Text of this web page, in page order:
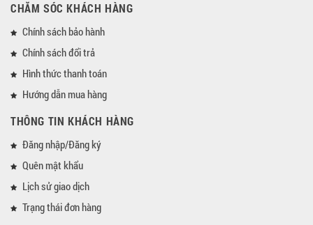
CHĂM SÓC KHÁCH HÀNG
Chính sách bảo hành
Chính sách đổi trả
Hình thức thanh toán
Hướng dẫn mua hàng
THÔNG TIN KHÁCH HÀNG
Đăng nhập/Đăng ký
Quên mật khẩu
Lịch sử giao dịch
Trạng thái đơn hàng